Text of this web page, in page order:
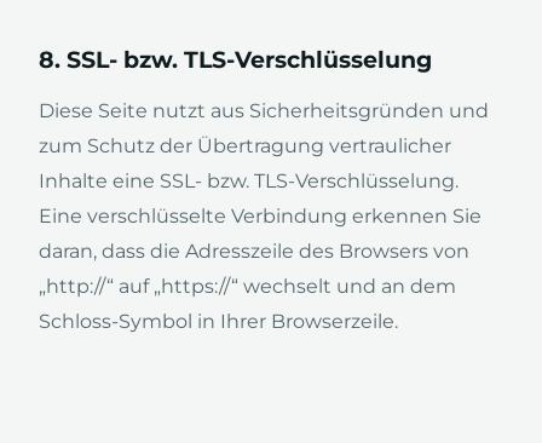
8. SSL- bzw. TLS-Verschlüsselung
Diese Seite nutzt aus Sicherheitsgründen und
zum Schutz der Übertragung vertraulicher
Inhalte eine SSL- bzw. TLS-Verschlüsselung.
Eine verschlüsselte Verbindung erkennen Sie
daran, dass die Adresszeile des Browsers von
„http://“ auf „https://“ wechselt und an dem
Schloss-Symbol in Ihrer Browserzeile.